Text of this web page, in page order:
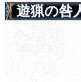
遊猟の咎